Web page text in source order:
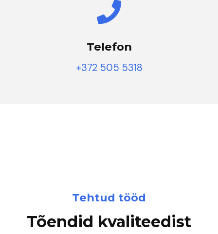
Telefon
+372 505 5318
Tehtud tööd
Tõendid kvaliteedist